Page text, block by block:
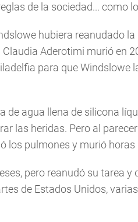
de la sociedad... como
hubiera reanudado
Aderotimi murió en
para que Windslowe
agua llena de silicona
las heridas. Pero al
los pulmones y murió horas
pero reanudó su tarea y
de Estados Unidos,